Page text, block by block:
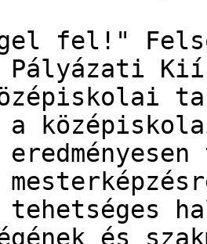
fel!"
Pályázati
tehetséges
és